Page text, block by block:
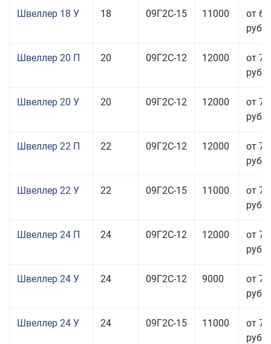
Швеллер 18 У 18 09Г2С-15 11000
от
руб.
Швеллер 20 П 20 09Г2С-12 12000
от
руб.
Швеллер 20 У 20 09Г2С-12 12000
от
руб.
Швеллер 22 П 22 09Г2С-12 12000
от
руб.
Швеллер 22 У 22 09Г2С-15 11000
от
руб.
Швеллер 24 П 24 09Г2С-12 12000
от
руб.
Швеллер 24 У 24 09Г2С-12 9000
от
руб.
Швеллер 24 У 24 09Г2С-15 11000
от
руб.